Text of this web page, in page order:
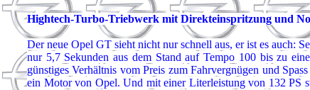
Hightech-Turbo-Triebwerk mit Direkteinspritzung und
Der neue Opel GT sieht nicht nur schnell aus, er ist es auch:
nur 5,7 Sekunden aus dem Stand auf Tempo 100 bis zu
günstiges Verhältnis vom Preis zum Fahrvergnügen und
ein Motor von Opel. Und mit einer Literleistung von 132 PS